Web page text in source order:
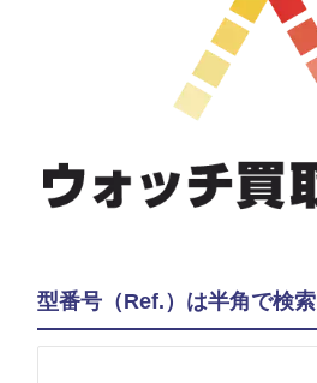
型番号（Ref.）は半角で検索